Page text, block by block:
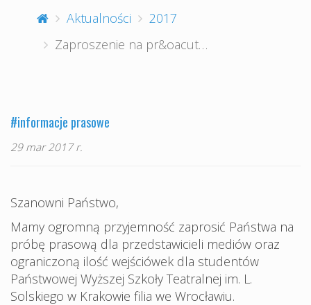
Aktualności
2017
Zaproszenie na pr&oacut…
#informacje prasowe
29 mar 2017 r.
Szanowni Państwo,
Mamy ogromną przyjemność zaprosić Państwa na
próbę prasową dla przedstawicieli mediów oraz
ograniczoną ilość wejściówek dla studentów
Państwowej Wyższej Szkoły Teatralnej im. L.
Solskiego w Krakowie filia we Wrocławiu.